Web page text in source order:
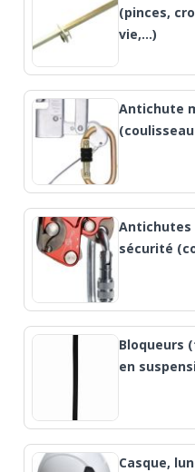
(pinces,
vie,…)
Antichute
Antichutes
sécurité
Bloqueurs
en
Casque,